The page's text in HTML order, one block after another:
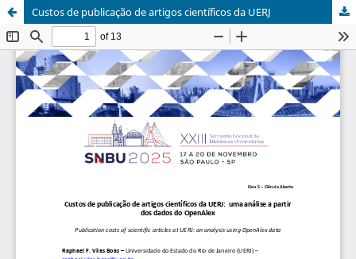
Custos de publicação de artigos científicos da UERJ